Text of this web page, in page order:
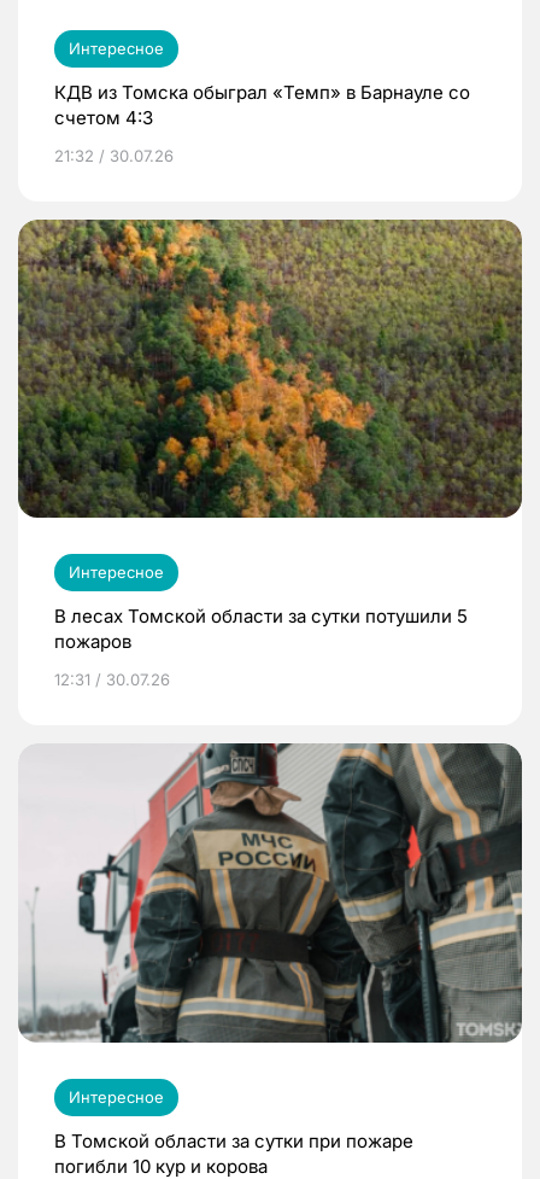
Интересное
КДВ из Томска обыграл «Темп» в Барнауле со
счетом 4:3
21:32 / 30.07.26
Интересное
В лесах Томской области за сутки потушили 5
пожаров
12:31 / 30.07.26
Интересное
В Томской области за сутки при пожаре
погибли 10 кур и корова